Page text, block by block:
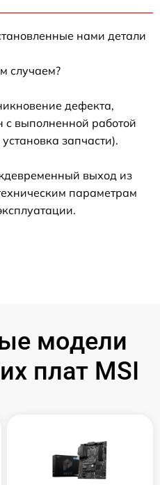
нами детали
случаем?
дефекта,
с выполненной работой
запчасти).
выход из
параметрам
модели
плат MSI